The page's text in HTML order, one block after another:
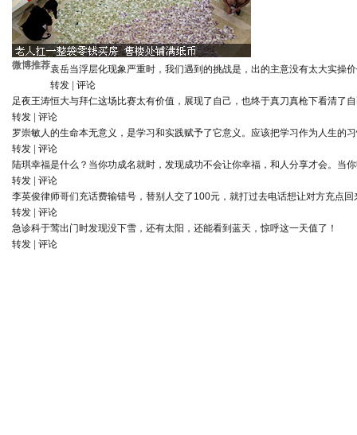
微博推荐袁岳当浮层化现象严重时，我们遇到的挑战是，出的主意没有太大实操
转发
评论
足夜王涛恒大与拜仁这场比赛太有价值，展现了自己，也终于真刀真枪下看清了
转发
评论
罗崇敏人的生命本无意义，是学习和实践赋予了它意义。应该把学习作为人生的
转发
评论
陆琪幸福是什么？当你功成名就时，发现成功不会让你幸福，和人分享才会。当
转发
评论
李英俊律师哥们充话费输错号，替别人交了100元，就打过去电话想让对方充点
转发
评论
急诊科于莺出门时发现没下雪，还有太阳，还能看到蓝天，惊呼这一天值了！
转发
评论